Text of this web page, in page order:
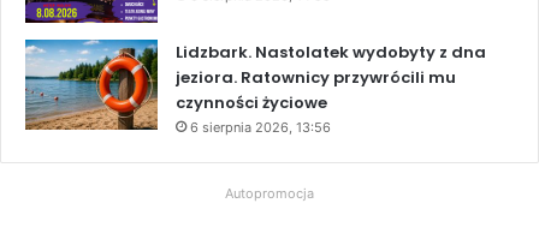
Lidzbark. Nastolatek wydobyty z dna
jeziora. Ratownicy przywrócili mu
czynności życiowe
6 sierpnia 2026, 13:56
Autopromocja